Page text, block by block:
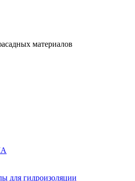
материалов
для гидроизоляции